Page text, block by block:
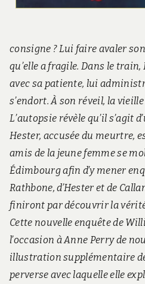
consigne ? Lui faire avaler
qu’elle a fragile. Dans le train,
avec sa patiente, lui
s’endort. À son réveil, la
L’autopsie révèle qu’il s’agit
Hester, accusée du meurtre,
amis de la jeune femme se
Édimbourg afin d’y mener
Rathbone, d’Hester et de
finiront par découvrir la
Cette nouvelle enquête de
l’occasion à Anne Perry de
illustration supplémentaire
perverse avec laquelle elle